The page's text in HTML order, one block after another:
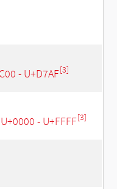
- U+D7AF[3]
- U+FFFF[3]